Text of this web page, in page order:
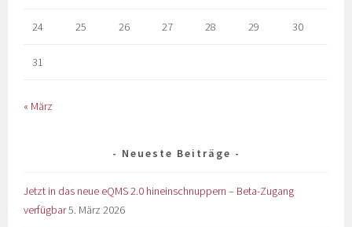
24 25 26 27 28 29 30
31
« März
Neueste Beiträge
Jetzt in das neue eQMS 2.0 hineinschnuppern – Beta-Zugang
verfügbar5. März 2026